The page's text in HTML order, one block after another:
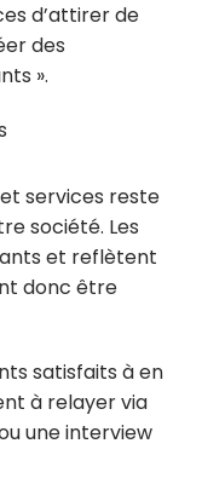
d’attirer de
des
».
services reste
société. Les
et reflètent
donc être
satisfaits à en
à relayer via
une interview